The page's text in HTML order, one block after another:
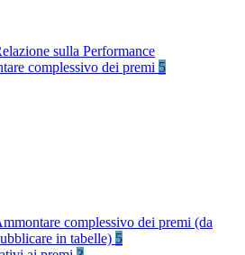
sulla Performance
complessivo dei premi 5
complessivo dei premi (da
in tabelle) 5